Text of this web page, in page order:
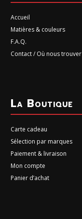
Accueil
Matières & couleurs
F.A.Q.
Contact / Où nous trouver
La Boutique
Carte cadeau
Sélection par marques
Paiement & livraison
Mon compte
Panier d’achat